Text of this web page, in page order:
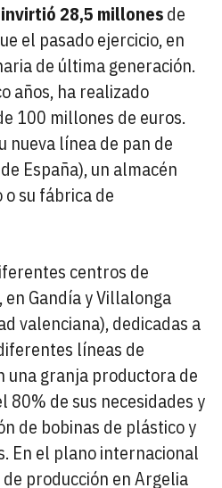
invirtió 28,5 millonesde
el pasado ejercicio, en
de última generación.
años, ha realizado
100 millones de euros.
nueva línea de pan de
España), un almacén
su fábrica de
centros de
en Gandía y Villalonga
valenciana), dedicadas a
líneas de
una granja productora de
80% de sus necesidades y
de bobinas de plástico y
En el plano internacional
producción en Argelia